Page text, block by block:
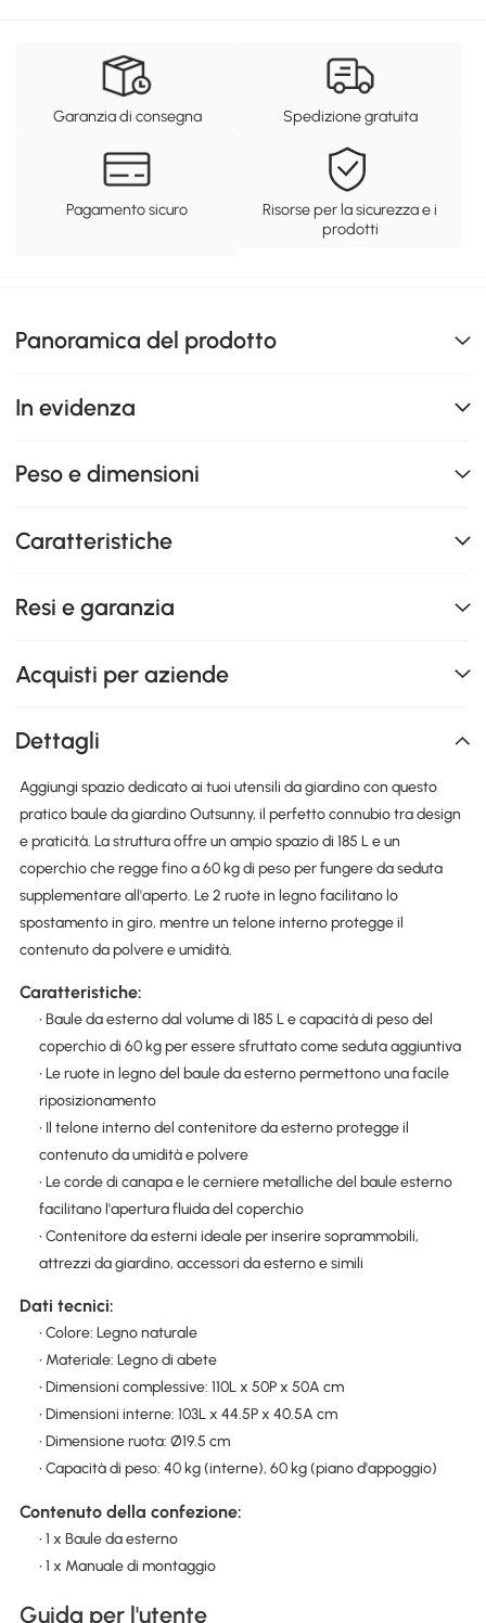
Garanzia di consegna Spedizione gratuita
Pagamento sicuro
Risorse per la sicurezza e i
prodotti
Panoramica del prodotto
In evidenza
Peso e dimensioni
Caratteristiche
Resi e garanzia
Acquisti per aziende
Dettagli
Aggiungi spazio dedicato ai tuoi utensili da giardino con questo
pratico baule da giardino Outsunny, il perfetto connubio tra design
e praticità. La struttura offre un ampio spazio di 185 L e un
coperchio che regge fino a 60 kg di peso per fungere da seduta
supplementare all'aperto. Le 2 ruote in legno facilitano lo
spostamento in giro, mentre un telone interno protegge il
contenuto da polvere e umidità.
Caratteristiche:
• Baule da esterno dal volume di 185 L e capacità di peso del
coperchio di 60 kg per essere sfruttato come seduta aggiuntiva
• Le ruote in legno del baule da esterno permettono una facile
riposizionamento
• Il telone interno del contenitore da esterno protegge il
contenuto da umidità e polvere
• Le corde di canapa e le cerniere metalliche del baule esterno
facilitano l'apertura fluida del coperchio
• Contenitore da esterni ideale per inserire soprammobili,
attrezzi da giardino, accessori da esterno e simili
Dati tecnici:
• Colore: Legno naturale
• Materiale: Legno di abete
• Dimensioni complessive: 110L x 50P x 50A cm
• Dimensioni interne: 103L x 44.5P x 40.5A cm
• Dimensione ruota: Ø19.5 cm
• Capacità di peso: 40 kg (interne), 60 kg (piano d'appoggio)
Contenuto della confezione:
• 1 x Baule da esterno
• 1 x Manuale di montaggio
Guida per l'utente